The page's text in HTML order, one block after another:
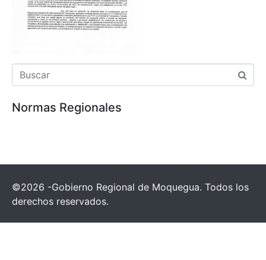
Normas Regionales
©2026 -Gobierno Regional de Moquegua. Todos los
derechos reservados.